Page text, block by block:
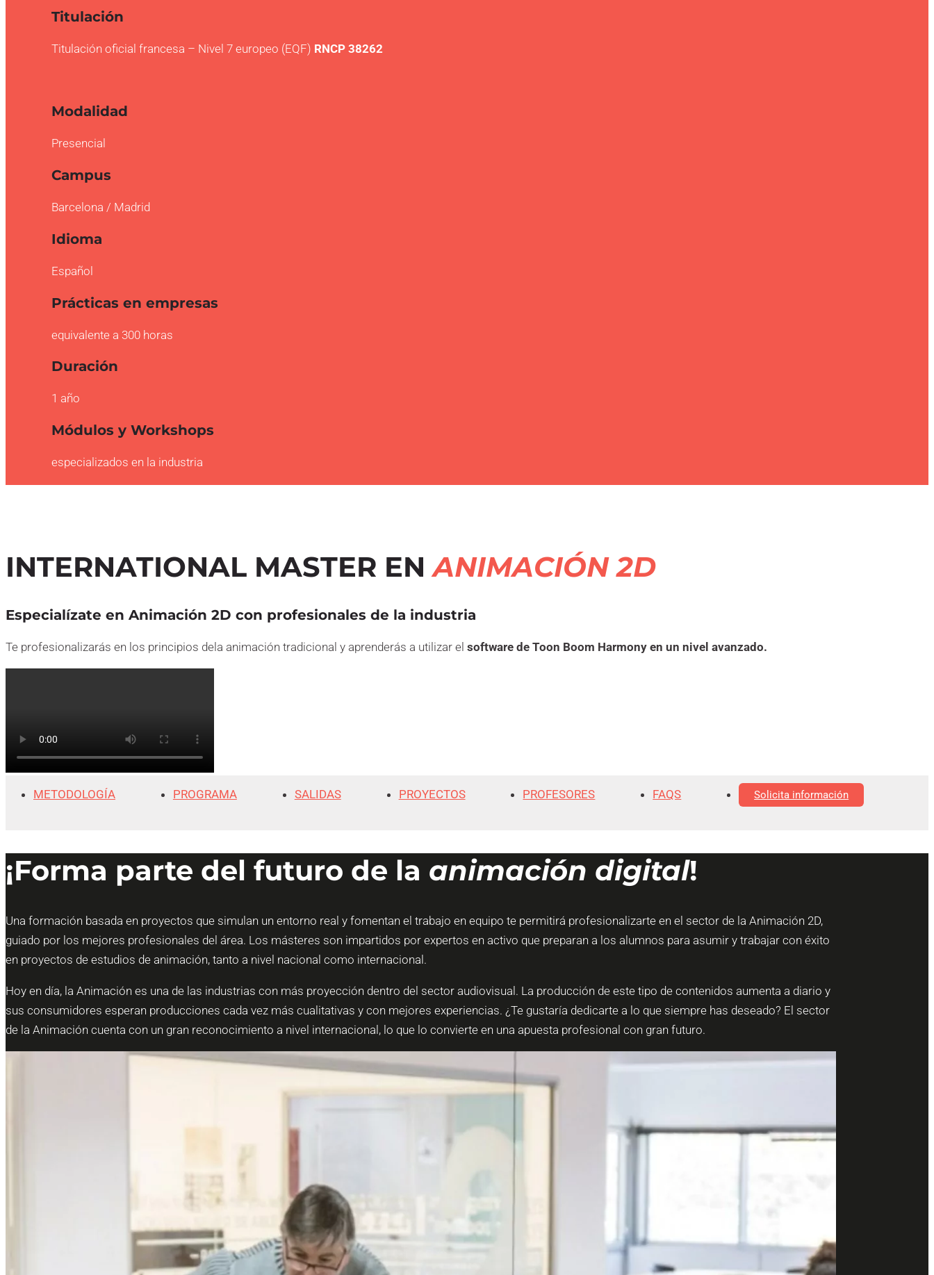
Titulación
Titulación oficial francesa – Nivel 7 europeo (EQF) RNCP 38262
Modalidad
Presencial
Campus
Barcelona / Madrid
Idioma
Español
Prácticas en empresas
equivalente a 300 horas
Duración
1 año
Módulos y Workshops
especializados en la industria
INTERNATIONAL MASTER ENANIMACIÓN 2D
Especialízate en Animación 2D con profesionales de la industria
Te profesionalizarás en los principios dela animación tradicional y aprenderás a utilizar el software de Toon Boom Harmony en un nivel avanzado.
METODOLOGÍA PROGRAMA SALIDAS PROYECTOS PROFESORES FAQS Solicita información
¡Forma parte del futuro de la animación digital!
Una formación basada en proyectos que simulan un entorno real y fomentan el trabajo en equipo te permitirá profesionalizarte en el sector de la Animación 2D,
guiado por los mejores profesionales del área. Los másteres son impartidos por expertos en activo que preparan a los alumnos para asumir y trabajar con éxito
en proyectos de estudios de animación, tanto a nivel nacional como internacional.
Hoy en día, la Animación es una de las industrias con más proyección dentro del sector audiovisual. La producción de este tipo de contenidos aumenta a diario y
sus consumidores esperan producciones cada vez más cualitativas y con mejores experiencias. ¿Te gustaría dedicarte a lo que siempre has deseado? El sector
de la Animación cuenta con un gran reconocimiento a nivel internacional, lo que lo convierte en una apuesta profesional con gran futuro.